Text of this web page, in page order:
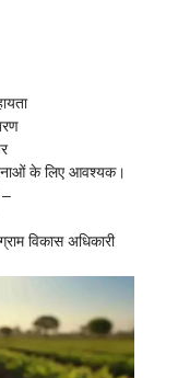
के लिए आवश्यक।
–
विकास अधिकारी